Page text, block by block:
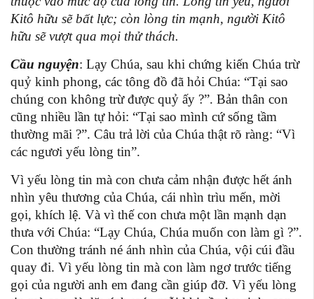
Kitô hữu sẽ bất lực; còn lòng tin mạnh, người Kitô
hữu sẽ vượt qua mọi thử thách.
Cầu nguyện: Lạy Chúa, sau khi chứng kiến Chúa trừ
quỷ kinh phong, các tông đồ đã hỏi Chúa: “Tại sao
chúng con không trừ được quỷ ấy ?”. Bản thân con
cũng nhiều lần tự hỏi: “Tại sao mình cứ sống tầm
thường mãi ?”. Câu trả lời của Chúa thật rõ ràng: “Vì
các ngươi yếu lòng tin”.
Vì yếu lòng tin mà con chưa cảm nhận được hết ánh
nhìn yêu thương của Chúa, cái nhìn trìu mến, mời
gọi, khích lệ. Và vì thế con chưa một lần mạnh dạn
thưa với Chúa: “Lạy Chúa, Chúa muốn con làm gì ?”.
Con thường tránh né ánh nhìn của Chúa, vội cúi đầu
quay đi. Vì yếu lòng tin mà con làm ngơ trước tiếng
gọi của người anh em đang cần giúp đỡ. Vì yếu lòng